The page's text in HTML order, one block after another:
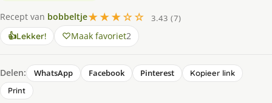
Recept van bobbeltje★★★☆☆
3.43 (7)
👍Lekker! Maak favoriet2
Delen: WhatsApp Facebook Pinterest
Kopieer link
Print